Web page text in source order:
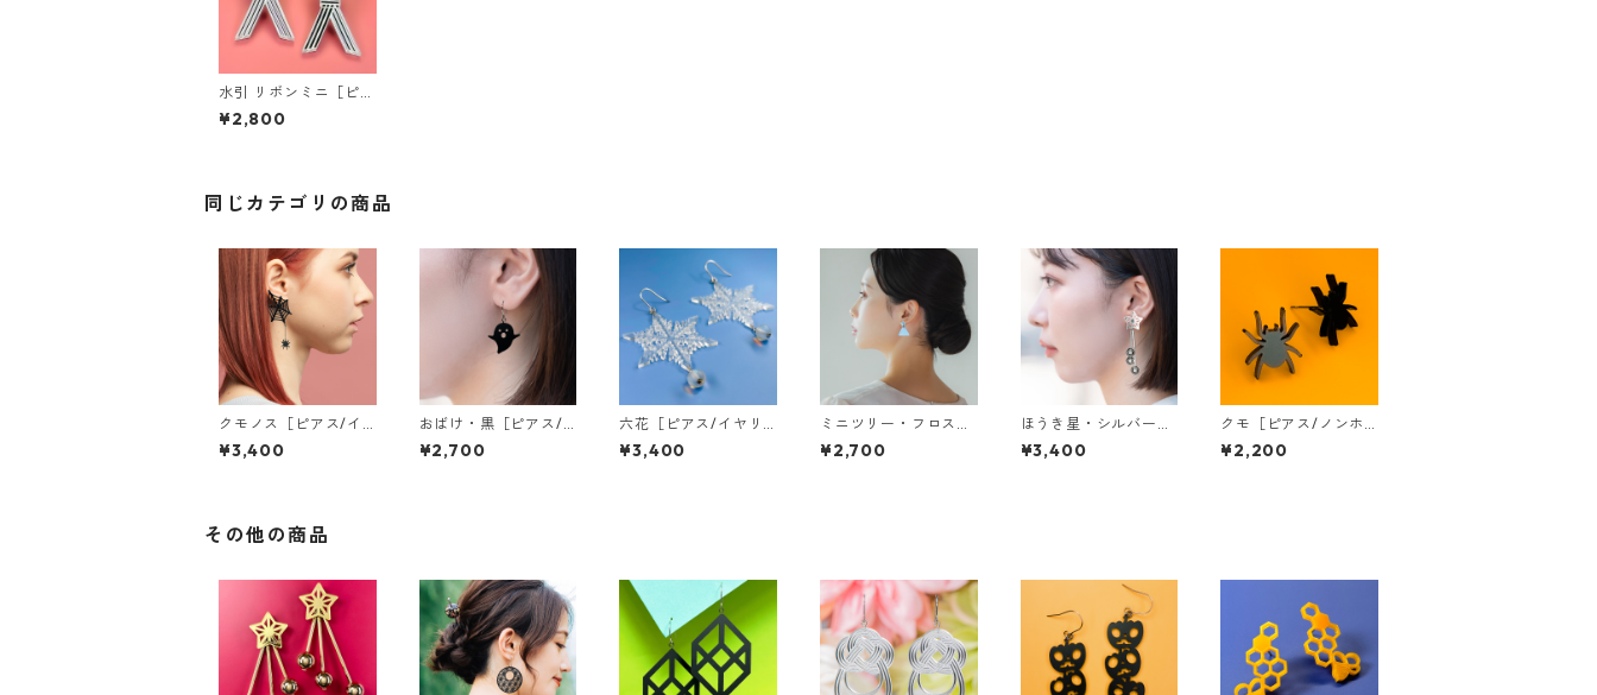
水引 リボンミニ［ピア
ス/イヤリング］
¥2,800
同じカテゴリの商品
クモノス［ピアス/イ
ヤリング］
¥3,400
おばけ・黒［ピアス/
イヤリング］
¥2,700
六花［ピアス/イヤリ
ング］
¥3,400
ミニツリー・フロスト
ブルー［ピアス］
¥2,700
ほうき星・シルバー
［ピアス/イヤリン
グ］
¥3,400
クモ［ピアス/ノンホ
ールピアス］
¥2,200
その他の商品